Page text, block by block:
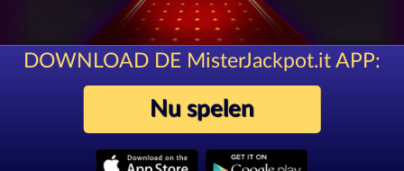
DOWNLOAD DE MisterJackpot.it APP:
Nu spelen